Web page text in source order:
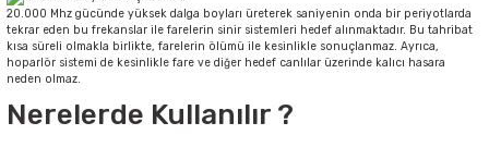
20.000 Mhz gücünde yüksek dalga boyları üreterek saniyenin onda bir periyotlarda
tekrar eden bu frekanslar ile farelerin sinir sistemleri hedef alınmaktadır. Bu tahribat
kısa süreli olmakla birlikte, farelerin ölümü ile kesinlikle sonuçlanmaz. Ayrıca,
hoparlör sistemi de kesinlikle fare ve diğer hedef canlılar üzerinde kalıcı hasara
neden olmaz.
Nerelerde Kullanılır ?